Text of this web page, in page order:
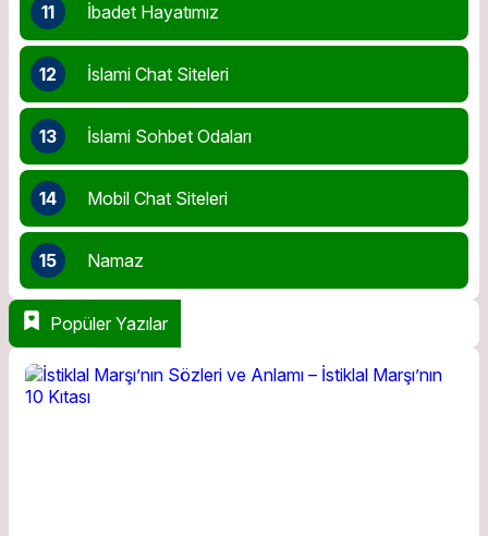
11 İbadet Hayatımız
12 İslami Chat Siteleri
13 İslami Sohbet Odaları
14 Mobil Chat Siteleri
15 Namaz
Popüler Yazılar